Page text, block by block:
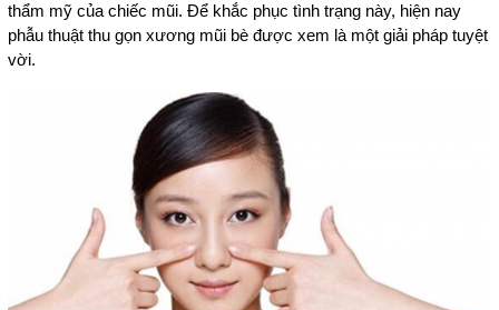
thẩm mỹ của chiếc mũi. Để khắc phục tình trạng này, hiện nay
phẫu thuật thu gọn xương mũi bè được xem là một giải pháp tuyệt
vời.